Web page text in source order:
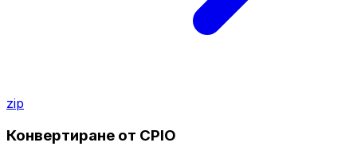
zip
Конвертиране от CPIO